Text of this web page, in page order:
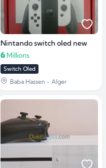
Nintando switch oled new
6 Millions
Switch Oled
Baba Hassen - Alger